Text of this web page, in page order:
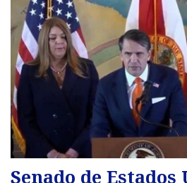
Senado de Estados